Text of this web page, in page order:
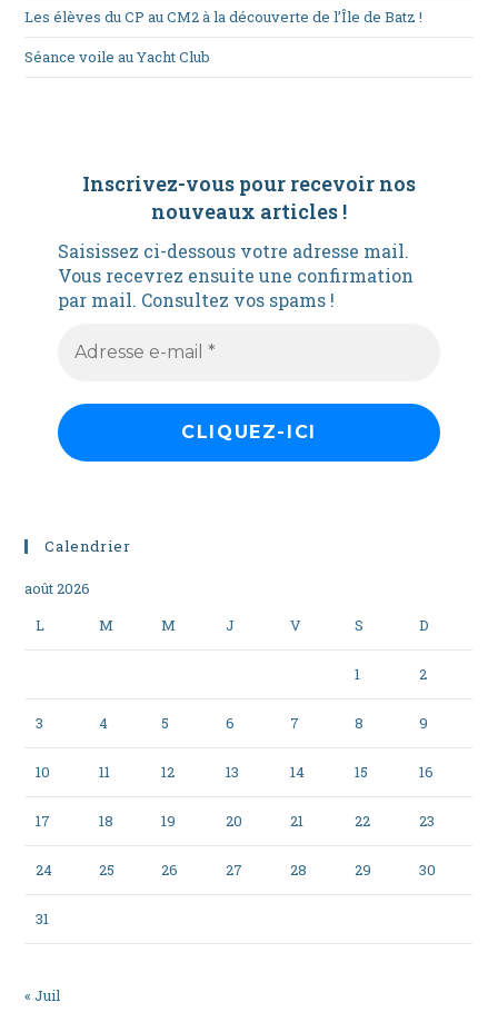
Les élèves du CP au CM2 à la découverte de l’Île de Batz !
Séance voile au Yacht Club
Inscrivez-vous pour recevoir nos
nouveaux articles !
Saisissez ci-dessous votre adresse mail.
Vous recevrez ensuite une confirmation
par mail. Consultez vos spams !
Calendrier
août 2026
L
M M J V S D
1 2
3 4 5 6 7 8 9
10 11 12 13 14 15 16
17 18 19 20 21 22 23
24 25 26 27 28 29 30
31
« Juil